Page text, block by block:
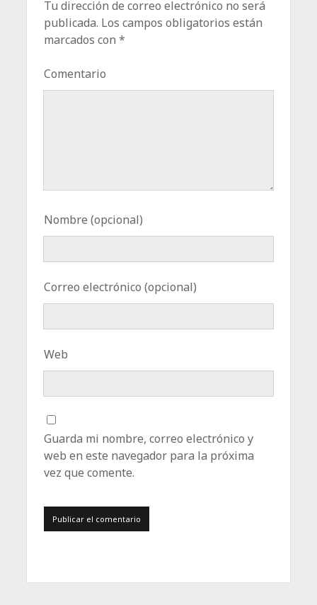
Tu dirección de correo electrónico no será
publicada. Los campos obligatorios están
marcados con*
Comentario
Nombre (opcional)
Correo electrónico (opcional)
Web
Guarda mi nombre, correo electrónico y
web en este navegador para la próxima
vez que comente.